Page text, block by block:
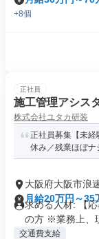
+8個
正社員
施工管理アシス
株式会社ユタカ研装
正社員募集【未
休み／残業ほぼナ
大阪府大阪市浪
月給20万円～35
求める人材: 【
の方 ※業務上、
交通費支給